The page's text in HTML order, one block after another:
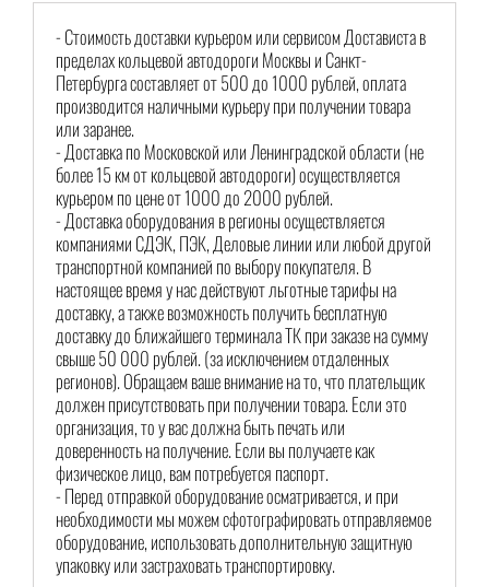
- Стоимость доставки курьером или сервисом Достависта в
пределах кольцевой автодороги Москвы и Санкт-
Петербурга составляет от 500 до 1000 рублей, оплата
производится наличными курьеру при получении товара
или заранее.
- Доставка по Московской или Ленинградской области (не
более 15 км от кольцевой автодороги) осуществляется
курьером по цене от 1000 до 2000 рублей.
- Доставка оборудования в регионы осуществляется
компаниями СДЭК, ПЭК, Деловые линии или любой другой
транспортной компанией по выбору покупателя. В
настоящее время у нас действуют льготные тарифы на
доставку, а также возможность получить бесплатную
доставку до ближайшего терминала ТК при заказе на сумму
свыше 50 000 рублей. (за исключением отдаленных
регионов). Обращаем ваше внимание на то, что плательщик
должен присутствовать при получении товара. Если это
организация, то у вас должна быть печать или
доверенность на получение. Если вы получаете как
физическое лицо, вам потребуется паспорт.
- Перед отправкой оборудование осматривается, и при
необходимости мы можем сфотографировать отправляемое
оборудование, использовать дополнительную защитную
упаковку или застраховать транспортировку.